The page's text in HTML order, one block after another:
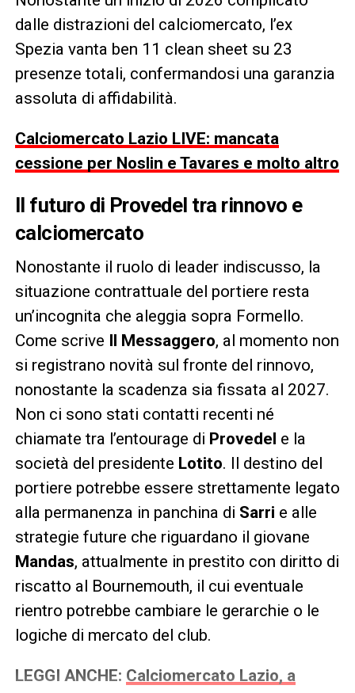
dalle distrazioni del calciomercato, l’ex
Spezia vanta ben 11 clean sheet su 23
presenze totali, confermandosi una garanzia
assoluta di affidabilità.
Calciomercato Lazio LIVE: mancata
cessione per Noslin e Tavares e molto altro
Il futuro di Provedel tra rinnovo e
calciomercato
Nonostante il ruolo di leader indiscusso, la
situazione contrattuale del portiere resta
un’incognita che aleggia sopra Formello.
Come scrive Il Messaggero, al momento non
si registrano novità sul fronte del rinnovo,
nonostante la scadenza sia fissata al 2027.
Non ci sono stati contatti recenti né
chiamate tra l’entourage di Provedel e la
società del presidente Lotito. Il destino del
portiere potrebbe essere strettamente legato
alla permanenza in panchina di Sarri e alle
strategie future che riguardano il giovane
Mandas, attualmente in prestito con diritto di
riscatto al Bournemouth, il cui eventuale
rientro potrebbe cambiare le gerarchie o le
logiche di mercato del club.
LEGGI ANCHE: Calciomercato Lazio, a